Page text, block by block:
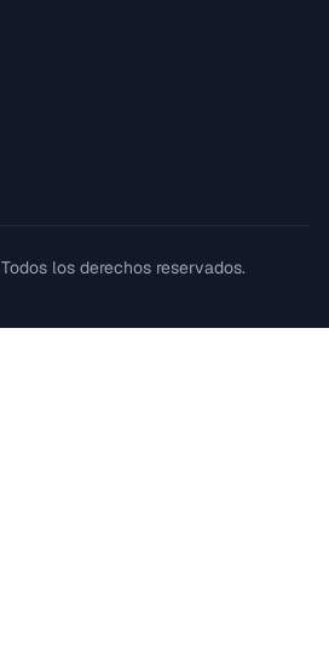
Todos los derechos reservados.